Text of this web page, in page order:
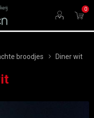
0
broodjes Diner wit